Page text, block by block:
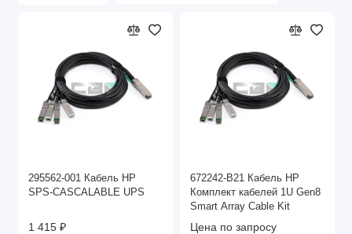
295562-001 Кабель HP
SPS-CASCALABLE UPS
1 415 ₽
672242-B21 Кабель HP
Комплект кабелей 1U Gen8
Smart Array Cable Kit
Цена по запросу